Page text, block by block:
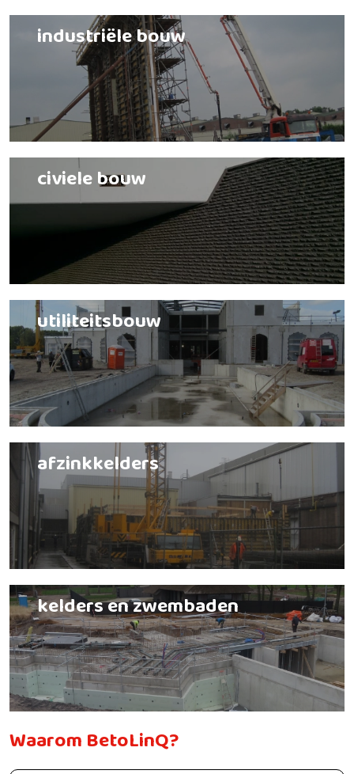
industriële bouw
civiele bouw
utiliteitsbouw
afzinkkelders
kelders en zwembaden
Waarom BetoLinQ?